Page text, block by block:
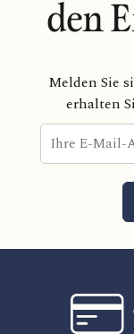
den
Melden Sie
erhalten